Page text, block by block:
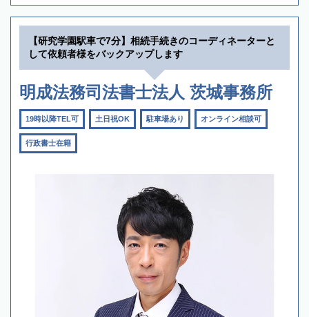
【研究学園駅車で7分】相続手続きのコーディネーターと
して依頼者様をバックアップします
明成法務司法書士法人 茨城事務所
19時以降TEL可 土日祝OK 駐車場あり オンライン相談可
行政書士在籍